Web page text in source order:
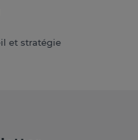
et stratégie